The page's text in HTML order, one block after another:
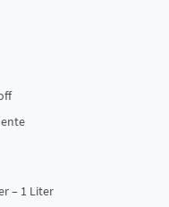
– 1 Liter